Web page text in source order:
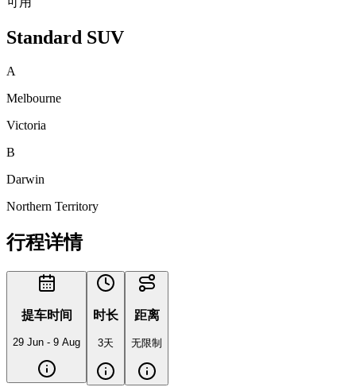
Standard SUV
A
Melbourne
Victoria
B
Darwin
Northern Territory
行程详情
提车时间
29 Jun - 9 Aug
时长
3天
距离
无限制